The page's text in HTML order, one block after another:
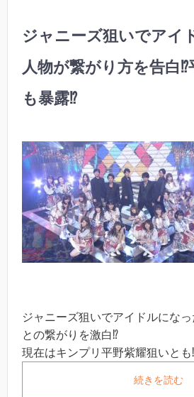
ジャニーズ狙いでアイ
人物が繋がり方を告白⁉︎
も暴露⁉︎
ジャニーズ狙いでアイドルにな
との繋がりを激白⁉︎
現在はキンプリ平野紫耀狙いとも
続きを読む